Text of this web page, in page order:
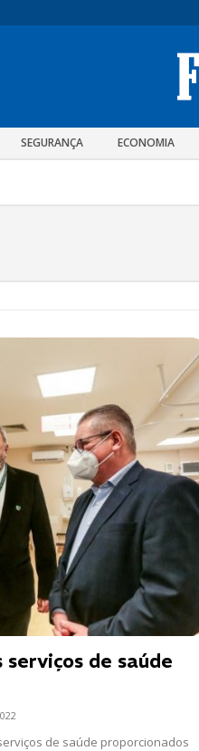
SEGURANÇA ECONOMIA
de saúde
de saúde proporcionados